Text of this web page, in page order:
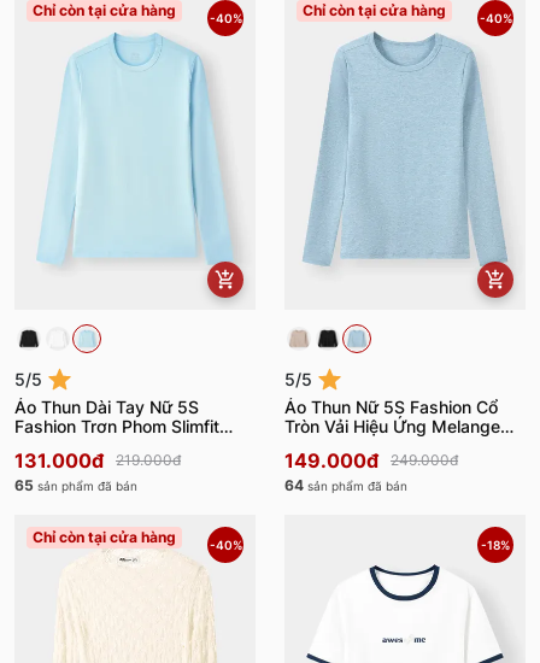
Chỉ còn tại cửa hàng -40%
5/5
Áo Thun Dài Tay Nữ 5S
Fashion Trơn Phom Slimfit
131.000đ
219.000đ
65 sản phẩm đã bán
Chỉ còn tại cửa hàng -40%
5/5
Áo Thun Nữ 5S Fashion Cổ
Tròn Vải Hiệu Ứng Melange
149.000đ
249.000đ
64 sản phẩm đã bán
Chỉ còn tại cửa hàng -40% -18%